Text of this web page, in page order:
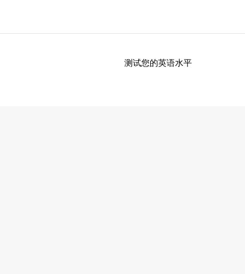
测试您的英语水平